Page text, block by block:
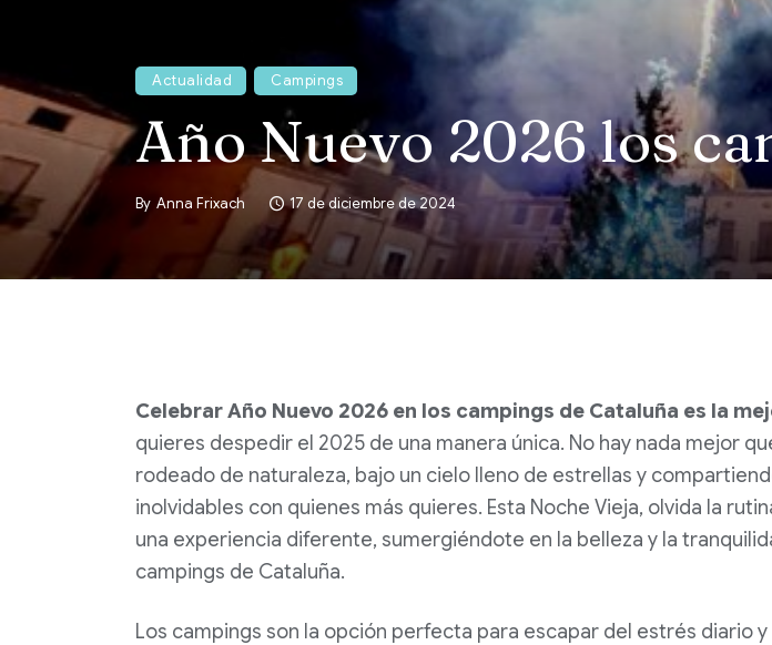
Actualidad Campings
Año Nuevo 2026 los
By Anna Frixach 17 de diciembre de 2024
Celebrar Año Nuevo 2026 en los campings de Cataluña es la
quieres despedir el 2025 de una manera única. No hay nada mejor
rodeado de naturaleza, bajo un cielo lleno de estrellas y
inolvidables con quienes más quieres. Esta Noche Vieja, olvida la
una experiencia diferente, sumergiéndote en la belleza y la
campings de Cataluña.
Los campings son la opción perfecta para escapar del estrés diario